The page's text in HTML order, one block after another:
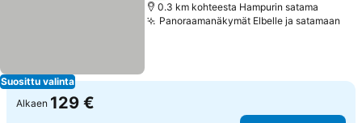
Suosittu valinta
0.3 km kohteesta Hampurin satama
Panoraamanäkymät Elbelle ja satamaan
Alkaen 129 €